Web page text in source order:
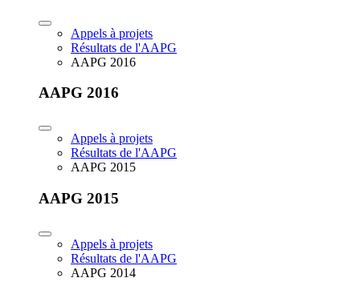
Appels à projets
Résultats de l'AAPG
AAPG 2016
AAPG 2016
Appels à projets
Résultats de l'AAPG
AAPG 2015
AAPG 2015
Appels à projets
Résultats de l'AAPG
AAPG 2014